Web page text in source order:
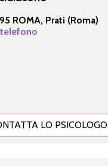
ROMA, Prati (Roma)
telefono
LO PSICOLOGO